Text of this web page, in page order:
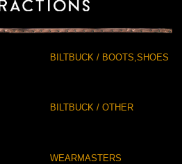
BILTBUCK / BOOTS,SHOES
BILTBUCK / OTHER
WEARMASTERS